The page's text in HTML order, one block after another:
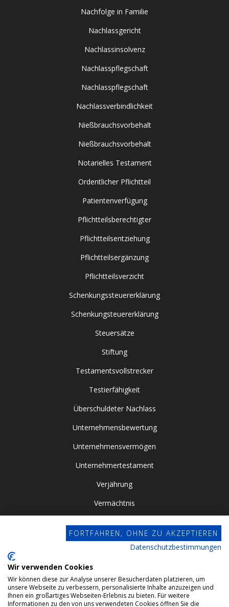
Nachfolge in Familie
Nachlassgericht
Nachlassinsolvenz
Nachlasspflegschaft
Nachlasspflegschaft
Nachlassverbindlichkeit
Nießbrauchsvorbehalt
Nießbrauchsvorbehalt
Notarielles Testament
Ordentlicher Pflichtteil
Patientenverfügung
Pflichtteilsberechtigter
Pflichtteilsentziehung
Pflichtteilsergänzung
Pflichtteilsverzicht
Schenkungssteuererklärung
Schenkungsteuererklärung
Steuersätze
Stiftung
Testamentsvollstrecker
Testierfähigkeit
Überschuldeter Nachlass
Unternehmensbewertung
Unternehmensvermögen
Unternehmertestament
Verjährung
Vermächtnis
Vorsorgevollmacht
Datenschutz
Impressum
FORTFAHREN, OHNE ZU AKZEPTIEREN
Datenschutzbestimmungen
Wir verwenden Cookies
Wir können diese zur Analyse unserer Besucherdaten platzieren, um
unsere Webseite zu verbessern, personalisierte Inhalte anzuzeigen und
Ihnen ein großartiges Webseiten-Erlebnis zu bieten. Für weitere
Informationen zu den von uns verwendeten Cookies öffnen Sie die